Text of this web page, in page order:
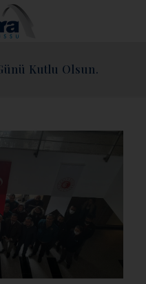
Kutlu Olsun.